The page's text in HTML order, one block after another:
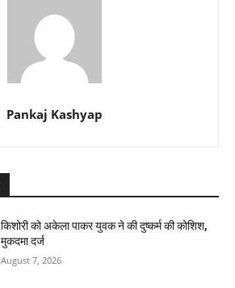
Pankaj Kashyap
किशोरी को अकेला पाकर युवक ने की दुष्कर्म की कोशिश,
मुकदमा दर्ज
August 7, 2026